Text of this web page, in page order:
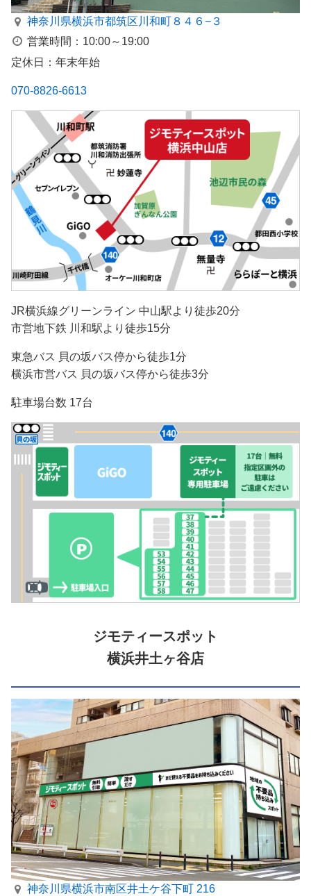
神奈川県横浜市都筑区川和町８４６−３
営業時間：10:00～19:00
定休日：年末年始
070-8826-6613
JR横浜線グリーンライン 中山駅より徒歩20分
市営地下鉄 川和駅より徒歩15分
東急バス 貝の坂バス停から徒歩1分
横浜市営バス 貝の坂バス停から徒歩3分
駐車場台数 17台
ジモティースポット
横浜井土ヶ谷店
神奈川県横浜市南区井⼟ケ⾕下町 216